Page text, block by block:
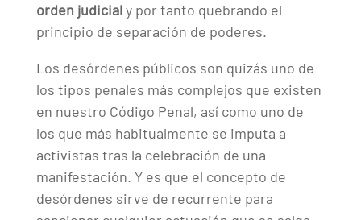
orden judicialy por tanto quebrando el
principio de separación de poderes.
Los desórdenes públicos son quizás uno de
los tipos penales más complejos que existen
en nuestro Código Penal, así como uno de
los que más habitualmente se imputa a
activistas tras la celebración de una
manifestación. Y es que el concepto de
desórdenes sirve de recurrente para